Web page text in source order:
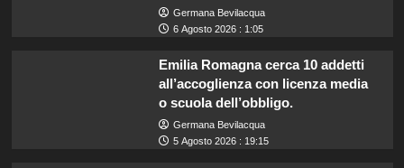
Germana Bevilacqua
6 Agosto 2026 : 1:05
Emilia Romagna cerca 10 addetti
all’accoglienza con licenza media
o scuola dell’obbligo.
Germana Bevilacqua
5 Agosto 2026 : 19:15